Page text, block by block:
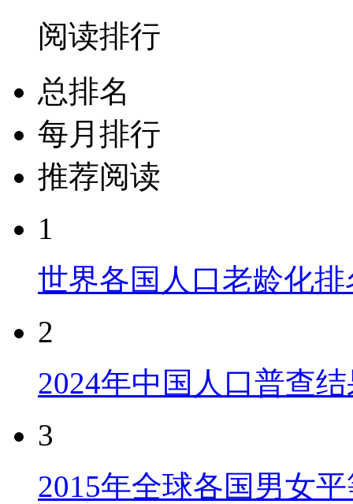
阅读排行
总排名
每月排行
推荐阅读
1
世界各国人口老龄化
2
2024年中国人口普查
3
2015年全球各国男女